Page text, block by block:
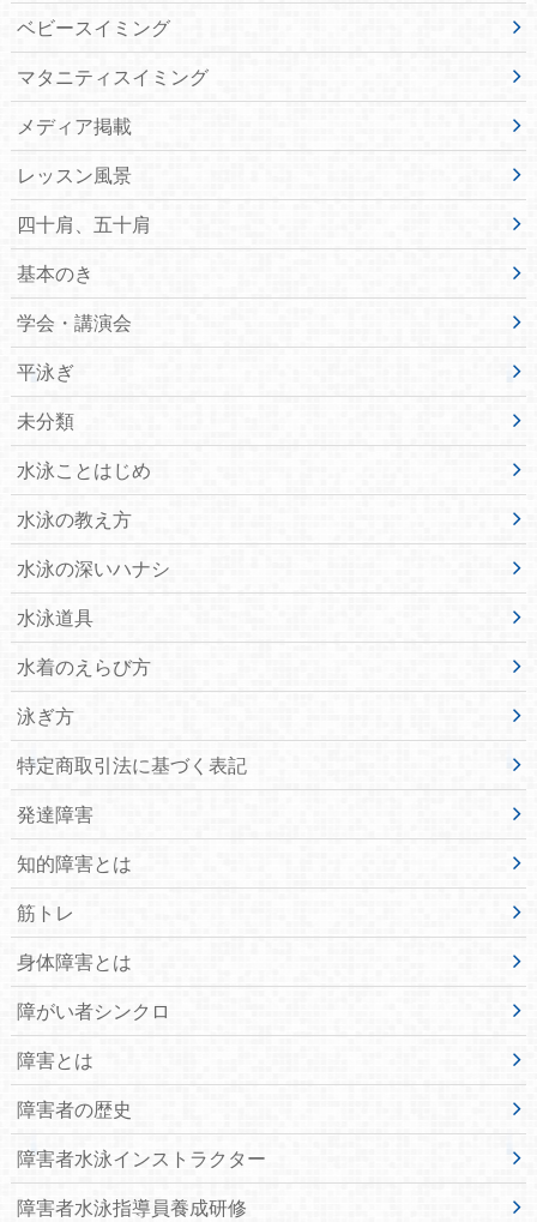
ベビースイミング
マタニティスイミング
メディア掲載
レッスン風景
四十肩、五十肩
基本のき
学会・講演会
平泳ぎ
未分類
水泳ことはじめ
水泳の教え方
水泳の深いハナシ
水泳道具
水着のえらび方
泳ぎ方
特定商取引法に基づく表記
発達障害
知的障害とは
筋トレ
身体障害とは
障がい者シンクロ
障害とは
障害者の歴史
障害者水泳インストラクター
障害者水泳指導員養成研修